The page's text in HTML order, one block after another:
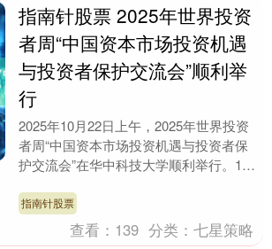
指南针股票 2025年世界投资
者周“中国资本市场投资机遇
与投资者保护交流会”顺利举
行
2025年10月22日上午，2025年世界投资
者周“中国资本市场投资机遇与投资者保
护交流会”在华中科技大学顺利举行。120
活....
指南针股票
查看： 139 分类：七星策略